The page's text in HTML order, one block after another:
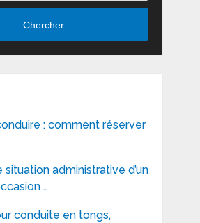
Chercher
: comment réserver
administrative d’un
…
conduite en tongs,